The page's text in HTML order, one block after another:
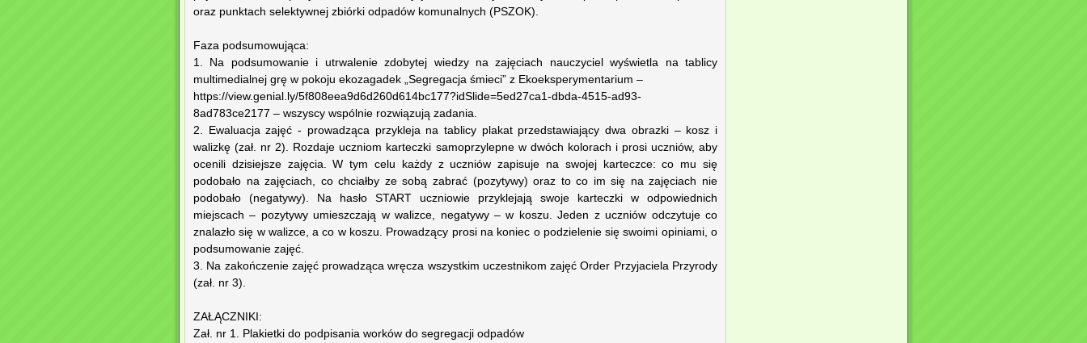
oraz punktach selektywnej zbiórki odpadów komunalnych (PSZOK).
Faza podsumowująca:
1. Na podsumowanie i utrwalenie zdobytej wiedzy na zajęciach nauczyciel wyświetla na tablicy
multimedialnej grę w pokoju ekozagadek „Segregacja śmieci” z Ekoeksperymentarium –
https://view.genial.ly/5f808eea9d6d260d614bc177?idSlide=5ed27ca1-dbda-4515-ad93-
8ad783ce2177 – wszyscy wspólnie rozwiązują zadania.
2. Ewaluacja zajęć - prowadząca przykleja na tablicy plakat przedstawiający dwa obrazki – kosz i
walizkę (zał. nr 2). Rozdaje uczniom karteczki samoprzylepne w dwóch kolorach i prosi uczniów, aby
ocenili dzisiejsze zajęcia. W tym celu każdy z uczniów zapisuje na swojej karteczce: co mu się
podobało na zajęciach, co chciałby ze sobą zabrać (pozytywy) oraz to co im się na zajęciach nie
podobało (negatywy). Na hasło START uczniowie przyklejają swoje karteczki w odpowiednich
miejscach – pozytywy umieszczają w walizce, negatywy – w koszu. Jeden z uczniów odczytuje co
znalazło się w walizce, a co w koszu. Prowadzący prosi na koniec o podzielenie się swoimi opiniami, o
podsumowanie zajęć.
3. Na zakończenie zajęć prowadząca wręcza wszystkim uczestnikom zajęć Order Przyjaciela Przyrody
(zał. nr 3).
ZAŁĄCZNIKI:
Zał. nr 1. Plakietki do podpisania worków do segregacji odpadów